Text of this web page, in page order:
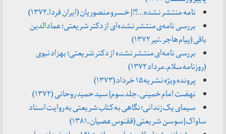
نامه منتشر نشده…؟! | خسرو منصوریان (ایران فردا ـ ۱۳۷۲)
بررسی نامه‌ی منتشر نشده‌ای از دکتر شریعتی؛ عمادالدین
باقی (پیام هاجر ـ تیر ۱۳۷۲)
بررسی نامه‌ای منتشر نشده از دکتر شریعتی؛ بهزاد نبوی
(روزنامه سلام ـ مرداد ۱۳۷۲)
پرونده ویژه نشریه ۱۵ خرداد (۱۳۷۳)
نهضت امام خمینی ـ جلد سوم | سید حمید روحانی (۱۳۷۲)
سیمای یک زندانی؛ نگاهی به کتاب شریعتی به روایت اسناد
ساواک | سوسن شریعتی (ققنوس عصیان ـ ۱۳۸۱)